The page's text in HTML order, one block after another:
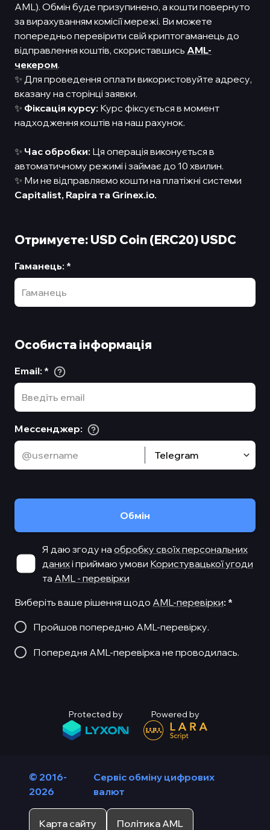
AML). Обмін буде призупинено, а кошти повернуто
за вирахуванням комісії мережі. Ви можете
попередньо перевірити свій криптогаманець до
відправлення коштів, скориставшись AML-
чекером.
✨ Для проведення оплати використовуйте адресу,
вказану на сторінці заявки.
✨ Фіксація курсу: Курс фіксується в момент
надходження коштів на наш рахунок.
✨ Час обробки: Ця операція виконується в
автоматичному режимі і займає до 10 хвилин.
✨ Ми не відправляємо кошти на платіжні системи
Capitalist, Rapira та Grinex.io.
Отримуєте: USD Coin (ERC20) USDC
Гаманець: *
Особиста інформація
Email: *
Мессенджер:
Telegram
Обмiн
Я даю згоду на обробку своїх персональних
данихі приймаю умови Користувацької угоди
та AML - перевірки
Виберіть ваше рішення щодо AML-перевірки: *
Пройшов попередню AML-перевірку.
Попередня AML-перевірка не проводилась.
Protected by Powered by
© 2016-
2026
Сервіс обміну цифрових
валют
Карта сайту Політика AML